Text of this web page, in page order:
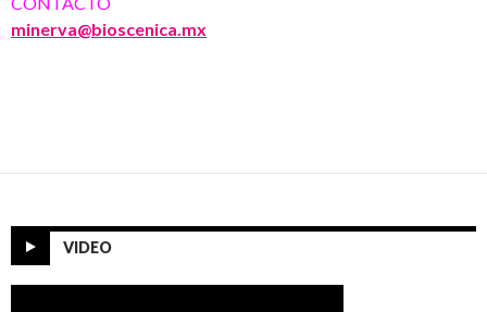
minerva@bioscenica.mx
VIDEO